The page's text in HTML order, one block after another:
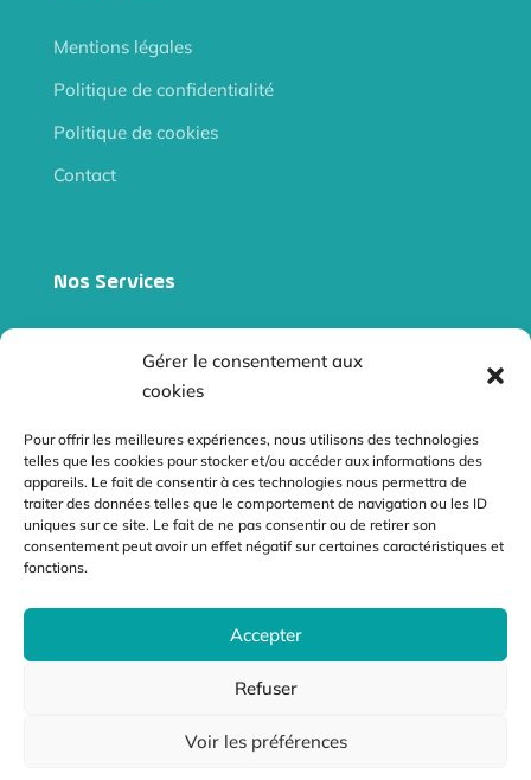
Gérer le consentement aux
cookies
Pour offrir les meilleures expériences, nous utilisons des technologies
telles que les cookies pour stocker et/ou accéder aux informations des
appareils. Le fait de consentir à ces technologies nous permettra de
traiter des données telles que le comportement de navigation ou les ID
uniques sur ce site. Le fait de ne pas consentir ou de retirer son
consentement peut avoir un effet négatif sur certaines caractéristiques et
fonctions.
Accepter
Refuser
Voir les préférences
Mentions légales
Politique de confidentialité
Politique de cookies
Contact
Nos Services
Site e-commerce
Référencement naturel
Netliniking
contact@radiusdesign.fr
12 l’Augizière 85150 Le Girouard